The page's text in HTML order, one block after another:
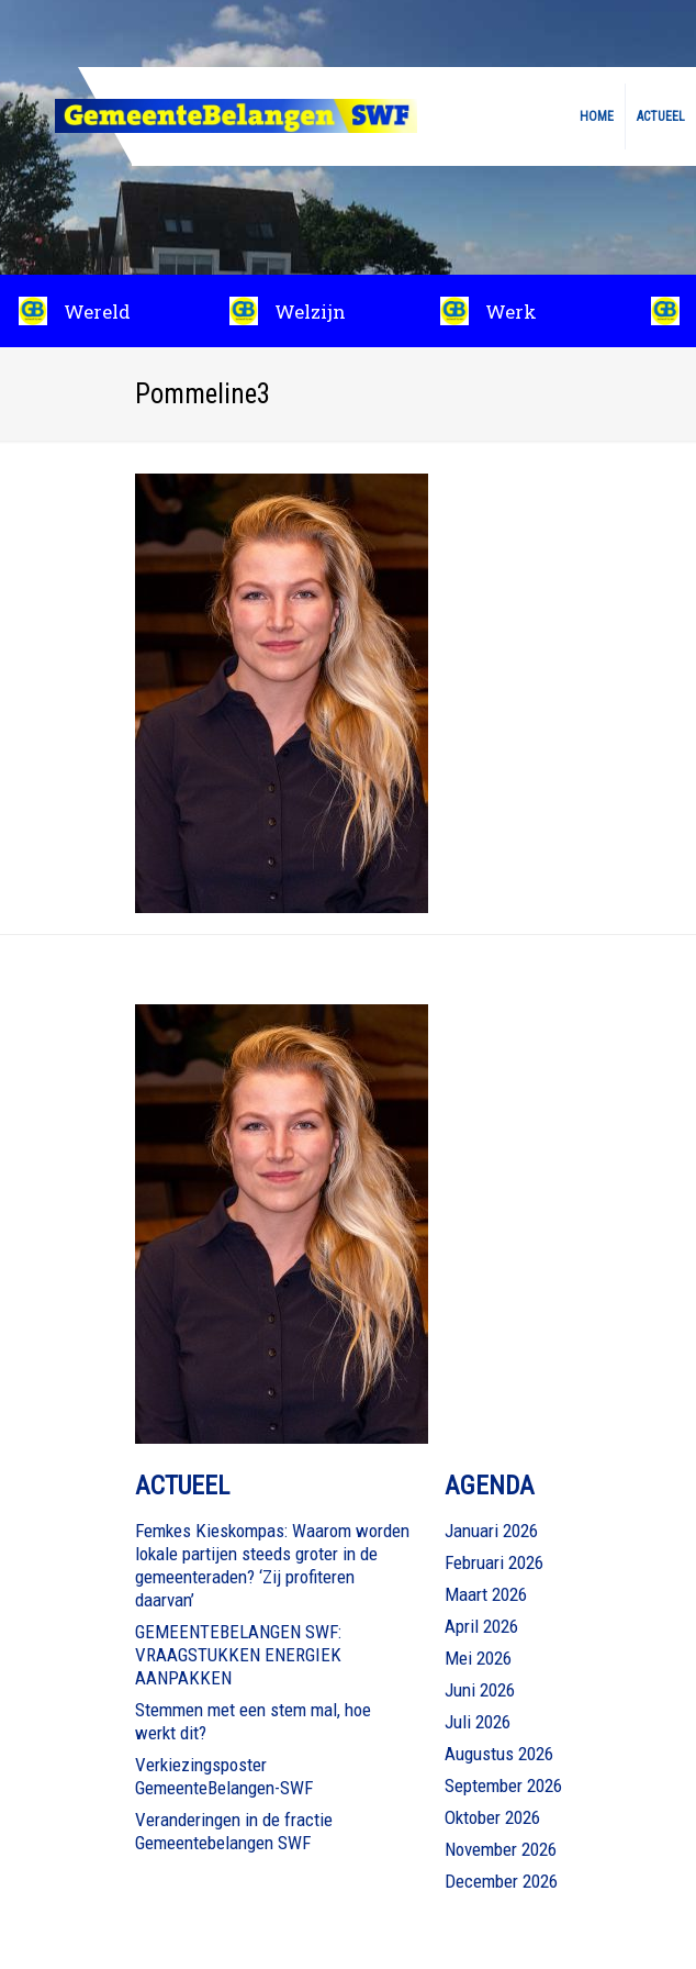
HOME ACTUEEL
Wereld Welzijn Werk
Pommeline3
ACTUEEL
Femkes Kieskompas: Waarom worden
lokale partijen steeds groter in de
gemeenteraden? ‘Zij profiteren
daarvan’
GEMEENTEBELANGEN SWF:
VRAAGSTUKKEN ENERGIEK
AANPAKKEN
Stemmen met een stem mal, hoe
werkt dit?
Verkiezingsposter
GemeenteBelangen-SWF
Veranderingen in de fractie
Gemeentebelangen SWF
AGENDA
Januari 2026
Februari 2026
Maart 2026
April 2026
Mei 2026
Juni 2026
Juli 2026
Augustus 2026
September 2026
Oktober 2026
November 2026
December 2026